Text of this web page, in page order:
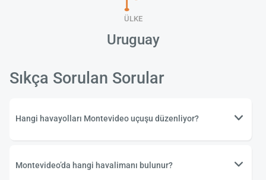
ÜLKE
Uruguay
Sıkça Sorulan Sorular
Hangi havayolları Montevideo uçuşu düzenliyor?
Montevideo’da hangi havalimanı bulunur?